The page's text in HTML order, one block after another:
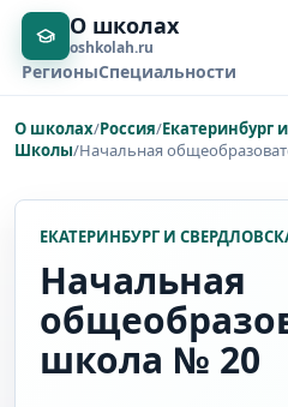
О школах
oshkolah.ru
РегионыСпециальности
О школах/Россия/Екатеринбург
Школы/Начальная
ЕКАТЕРИНБУРГ И
Начальная
школа № 20